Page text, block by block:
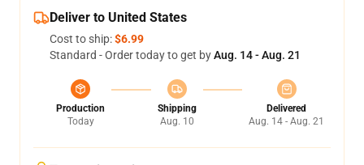
Deliver to United States
Cost to ship:$6.99
Standard - Order today to get byAug. 14 - Aug. 21
Production
Today
Shipping
Aug. 10
Delivered
Aug. 14 - Aug. 21